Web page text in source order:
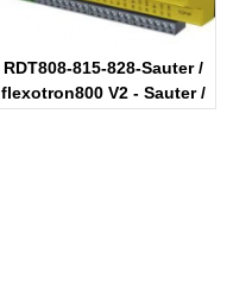
RDT808-815-828-Sauter /
flexotron800 V2 - Sauter /